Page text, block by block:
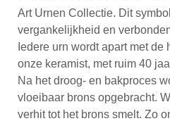
Art Urnen Collectie. Dit
vergankelijkheid en
Iedere urn wordt apart met
onze keramist, met ruim 40
Na het droog- en bakproces
vloeibaar brons opgebracht.
verhit tot het brons smelt. Zo